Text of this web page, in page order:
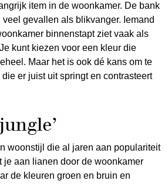
item in de woonkamer. De bank
gevallen als blikvanger. Iemand
binnenstapt ziet vaak als
kunt kiezen voor een kleur die
Maar het is ook dé kans om te
er juist uit springt en contrasteert
woonstijl die al jaren aan populariteit
je aan lianen door de woonkamer
de kleuren groen en bruin en